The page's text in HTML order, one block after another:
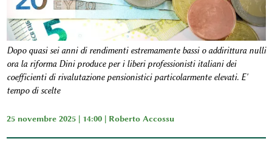
Dopo quasi sei anni di rendimenti estremamente bassi o addirittura nulli
ora la riforma Dini produce per i liberi professionisti italiani dei
coefficienti di rivalutazione pensionistici particolarmente elevati. E'
tempo di scelte
25 novembre 2025 | 14:00 | Roberto Accossu